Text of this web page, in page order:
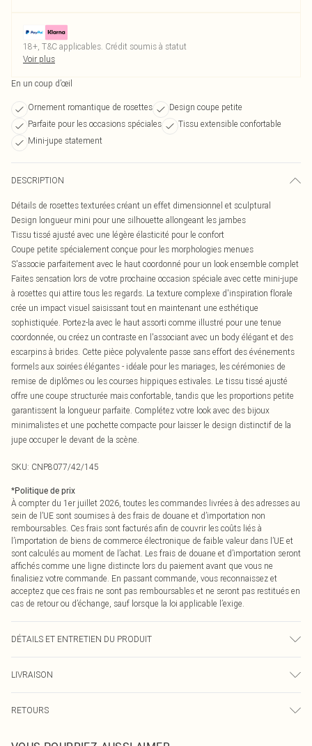
18+, T&C applicables. Crédit soumis à statut
Voir plus
En un coup d’œil
Ornement romantique de rosettes
Design coupe petite
Parfaite pour les occasions spéciales
Tissu extensible confortable
Mini-jupe statement
DESCRIPTION
Détails de rosettes texturées créant un effet dimensionnel et sculptural
Design longueur mini pour une silhouette allongeant les jambes
Tissu tissé ajusté avec une légère élasticité pour le confort
Coupe petite spécialement conçue pour les morphologies menues
S'associe parfaitement avec le haut coordonné pour un look ensemble complet
Faites sensation lors de votre prochaine occasion spéciale avec cette mini-jupe
à rosettes qui attire tous les regards. La texture complexe d'inspiration florale
crée un impact visuel saisissant tout en maintenant une esthétique
sophistiquée. Portez-la avec le haut assorti comme illustré pour une tenue
coordonnée, ou créez un contraste en l'associant avec un body élégant et des
escarpins à brides. Cette pièce polyvalente passe sans effort des événements
formels aux soirées élégantes - idéale pour les mariages, les cérémonies de
remise de diplômes ou les courses hippiques estivales. Le tissu tissé ajusté
offre une coupe structurée mais confortable, tandis que les proportions petite
garantissent la longueur parfaite. Complétez votre look avec des bijoux
minimalistes et une pochette compacte pour laisser le design distinctif de la
jupe occuper le devant de la scène.
SKU: CNP8077/42/145
*Politique de prix
À compter du 1er juillet 2026, toutes les commandes livrées à des adresses au
sein de l’UE sont soumises à des frais de douane et d’importation non
remboursables. Ces frais sont facturés afin de couvrir les coûts liés à
l’importation de biens de commerce électronique de faible valeur dans l’UE et
sont calculés au moment de l’achat. Les frais de douane et d’importation seront
affichés comme une ligne distincte lors du paiement avant que vous ne
finalisiez votre commande. En passant commande, vous reconnaissez et
acceptez que ces frais ne sont pas remboursables et ne seront pas restitués en
cas de retour ou d’échange, sauf lorsque la loi applicable l’exige.
DÉTAILS ET ENTRETIEN DU PRODUIT
couleur peut déteindre.
LIVRAISON
Livraison express France
RETOURS